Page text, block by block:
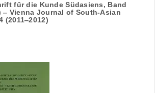
für die Kunde Südasiens, Band
‒ Vienna Journal of South-Asian
(2011‒2012)